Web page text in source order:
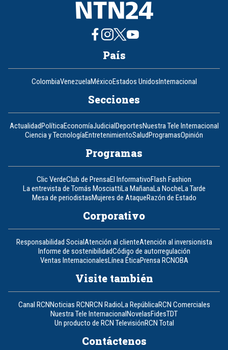
País
ColombiaVenezuelaMéxicoEstados UnidosInternacional
Secciones
ActualidadPolíticaEconomíaJudicialDeportesNuestra Tele Internacional
Ciencia y TecnologíaEntretenimientoSaludProgramasOpinión
Programas
Clic VerdeClub de PrensaEl InformativoFlash Fashion
La entrevista de Tomás MosciattiLa MañanaLa NocheLa Tarde
Mesa de periodistasMujeres de AtaqueRazón de Estado
Corporativo
Responsabilidad SocialAtención al clienteAtención al inversionista
Informe de sostenibilidadCódigo de autorregulación
Ventas InternacionalesLínea ÉticaPrensa RCNOBA
Visite también
Canal RCNNoticias RCNRCN RadioLa RepúblicaRCN Comerciales
Nuestra Tele InternacionalNovelasFidesTDT
Un producto de RCN TelevisiónRCN Total
Contáctenos